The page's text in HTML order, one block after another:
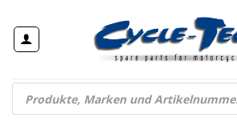
Inhalt
springen
Products
search